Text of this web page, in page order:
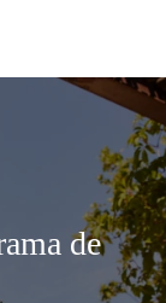
de